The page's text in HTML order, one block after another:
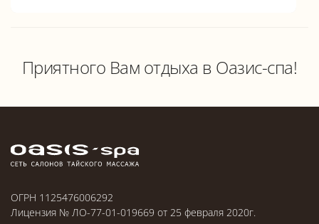
Приятного Вам отдыха в Оазис-спа!
ОГРН 1125476006292
Лицензия № ЛО-77-01-019669 от 25 февраля 2020г.